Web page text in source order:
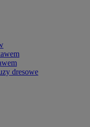
dresowe